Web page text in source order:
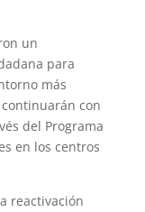
un
para
más
con
del Programa
en los centros
reactivación